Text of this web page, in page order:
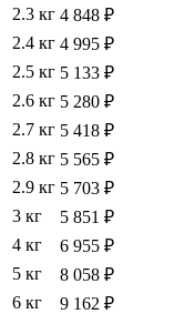
2.3 кг 4 848 ₽
2.4 кг 4 995 ₽
2.5 кг 5 133 ₽
2.6 кг 5 280 ₽
2.7 кг 5 418 ₽
2.8 кг 5 565 ₽
2.9 кг 5 703 ₽
3 кг
5 851 ₽
4 кг
6 955 ₽
5 кг
8 058 ₽
6 кг
9 162 ₽